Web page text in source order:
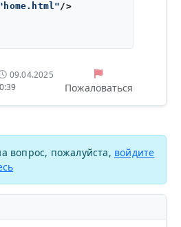
/>
09.04.2025
Пожаловаться
вопрос, пожалуйста, войдите